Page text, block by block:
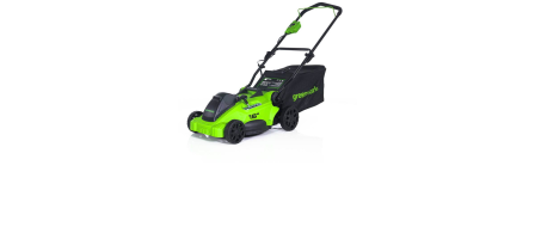
ВХОД ИЛИ РЕГИСТРАЦИЯ